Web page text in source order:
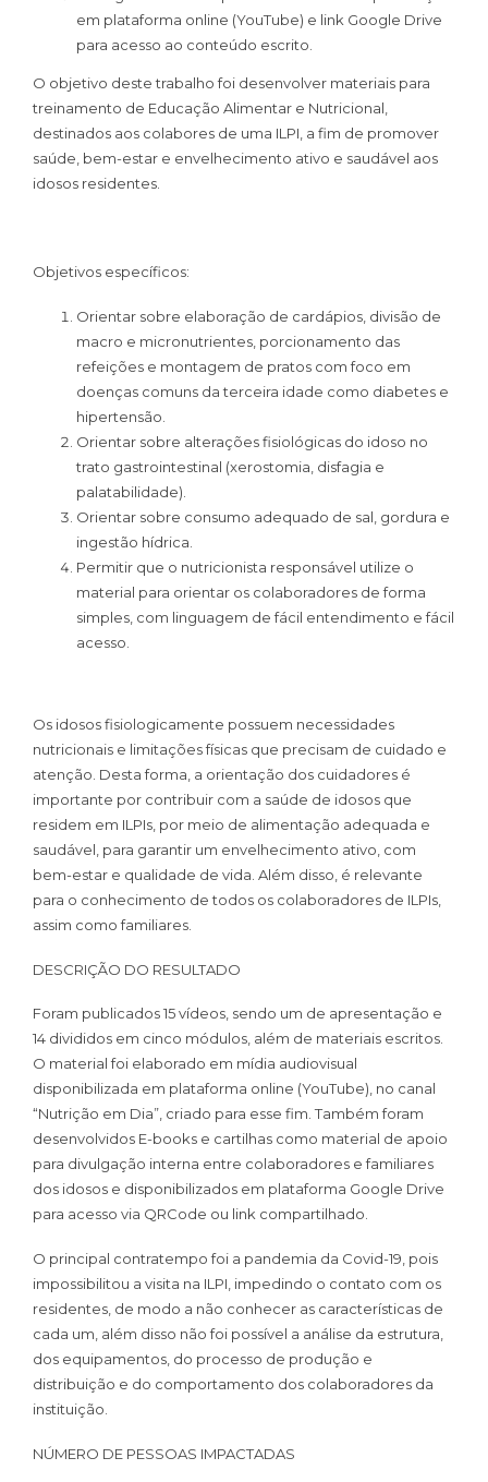
em plataforma online (YouTube) e link Google Drive
para acesso ao conteúdo escrito.
O objetivo deste trabalho foi desenvolver materiais para
treinamento de Educação Alimentar e Nutricional,
destinados aos colabores de uma ILPI, a fim de promover
saúde, bem-estar e envelhecimento ativo e saudável aos
idosos residentes.
Objetivos específicos:
Orientar sobre elaboração de cardápios, divisão de
macro e micronutrientes, porcionamento das
refeições e montagem de pratos com foco em
doenças comuns da terceira idade como diabetes e
hipertensão.
Orientar sobre alterações fisiológicas do idoso no
trato gastrointestinal (xerostomia, disfagia e
palatabilidade).
Orientar sobre consumo adequado de sal, gordura e
ingestão hídrica.
Permitir que o nutricionista responsável utilize o
material para orientar os colaboradores de forma
simples, com linguagem de fácil entendimento e fácil
acesso.
Os idosos fisiologicamente possuem necessidades
nutricionais e limitações físicas que precisam de cuidado e
atenção. Desta forma, a orientação dos cuidadores é
importante por contribuir com a saúde de idosos que
residem em ILPIs, por meio de alimentação adequada e
saudável, para garantir um envelhecimento ativo, com
bem-estar e qualidade de vida. Além disso, é relevante
para o conhecimento de todos os colaboradores de ILPIs,
assim como familiares.
DESCRIÇÃO DO RESULTADO
Foram publicados 15 vídeos, sendo um de apresentação e
14 divididos em cinco módulos, além de materiais escritos.
O material foi elaborado em mídia audiovisual
disponibilizada em plataforma online (YouTube), no canal
“Nutrição em Dia”, criado para esse fim. Também foram
desenvolvidos E-books e cartilhas como material de apoio
para divulgação interna entre colaboradores e familiares
dos idosos e disponibilizados em plataforma Google Drive
para acesso via QRCode ou link compartilhado.
O principal contratempo foi a pandemia da Covid-19, pois
impossibilitou a visita na ILPI, impedindo o contato com os
residentes, de modo a não conhecer as características de
cada um, além disso não foi possível a análise da estrutura,
dos equipamentos, do processo de produção e
distribuição e do comportamento dos colaboradores da
instituição.
NÚMERO DE PESSOAS IMPACTADAS